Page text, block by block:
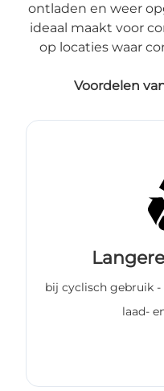
ontladen en weer
ideaal maakt voor
op locaties waar
Voordelen
bij cyclisch gebruik
laad-